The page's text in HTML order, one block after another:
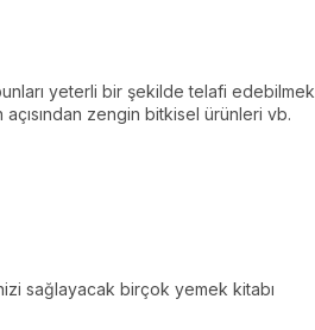
yeterli bir şekilde telafi edebilmek
zengin bitkisel ürünleri vb.
sağlayacak birçok yemek kitabı